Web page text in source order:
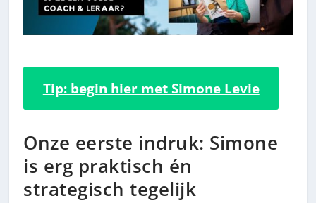
Tip: begin hier met Simone Levie
Onze eerste indruk: Simone
is erg praktisch én
strategisch tegelijk